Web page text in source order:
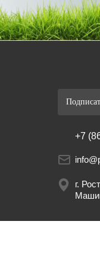
+7
г.